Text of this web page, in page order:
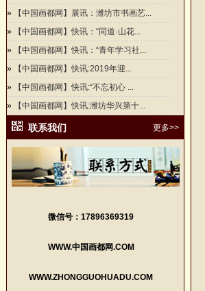
»
【中国画都网】展讯：潍坊市书画艺...
»
【中国画都网】快讯：“同道·山花...
»
【中国画都网】快讯：“青年学习社...
»
【中国画都网】快讯:2019年迎...
»
【中国画都网】快讯:“不忘初心 ...
»
【中国画都网】快讯:潍坊华兴第十...
联系我们 更多>>
微信号：17896369319
WWW.中国画都网.COM
WWW.ZHONGGUOHUADU.COM